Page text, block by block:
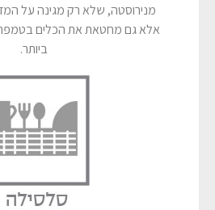
מנירוסטה, שלא רק מגינה על
אלא גם מחטאת את הכלים
ביותר.